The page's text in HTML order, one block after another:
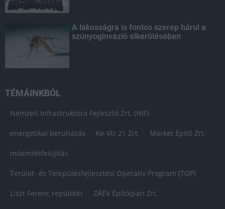
A lakosságra is fontos szerep hárul a
szúnyoginvázió elkerülésében
TÉMÁINKBÓL
Nemzeti Infrastruktúra Fejlesztő Zrt. (NIF)
energetikai beruházás Ke-Víz 21 Zrt. Market Építő Zrt.
műemlékfelújítás
Terület- és Településfejlesztési Operatív Program (TOP)
Liszt Ferenc repülőtér ZÁÉV Építőipari Zrt.